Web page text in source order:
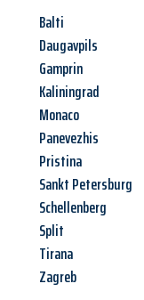
Balti
Daugavpils
Gamprin
Kaliningrad
Monaco
Panevezhis
Pristina
Sankt Petersburg
Schellenberg
Split
Tirana
Zagreb